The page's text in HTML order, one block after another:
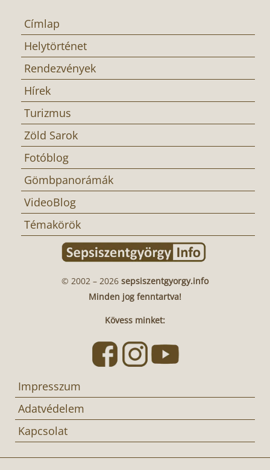
Címlap
Helytörténet
Rendezvények
Hírek
Turizmus
Zöld Sarok
Fotóblog
Gömbpanorámák
VideoBlog
Témakörök
© 2002 – 2026 sepsiszentgyorgy.info
Minden jog fenntartva!
Kövess minket:
Impresszum
Adatvédelem
Kapcsolat